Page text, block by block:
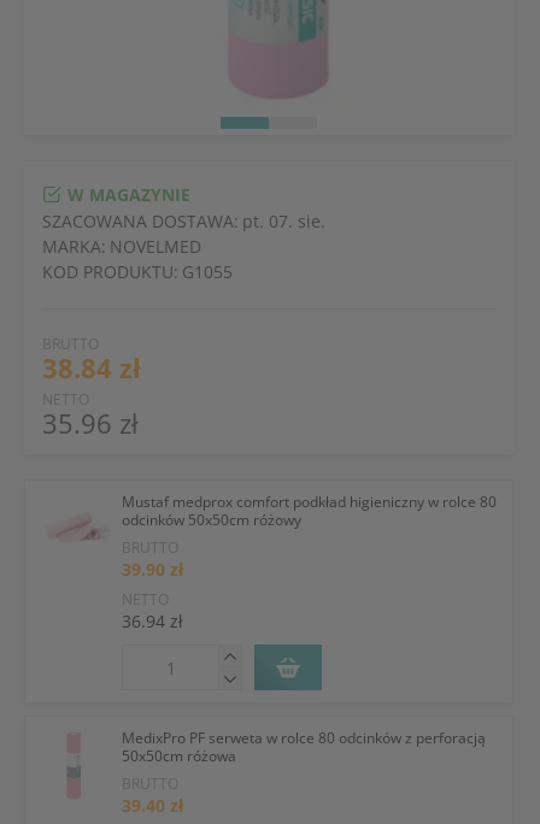
BRUTTO
38.84 zł
NETTO
35.96 zł
W MAGAZYNIE
SZACOWANA DOSTAWA: pt. 07. sie.
MARKA: NOVELMED
KOD PRODUKTU: G1055
Mustaf medprox comfort podkład higieniczny w rolce 80
odcinków 50x50cm różowy
BRUTTO
39.90 zł
NETTO
36.94 zł
MedixPro PF serweta w rolce 80 odcinków z perforacją
50x50cm różowa
BRUTTO
39.40 zł